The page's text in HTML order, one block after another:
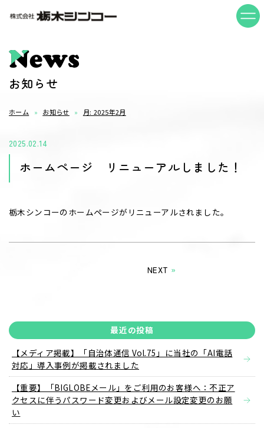
News
お知らせ
ホーム お知らせ 月:2025年2月
2025.02.14
ホームページ リニューアルしました！
栃木シンコーのホームページがリニューアルされました。
NEXT »
最近の投稿
【メディア掲載】「自治体通信 Vol.75」に当社の「AI電話
対応」導入事例が掲載されました
【重要】「BIGLOBEメール」をご利用のお客様へ：不正ア
クセスに伴うパスワード変更およびメール設定変更のお願
い